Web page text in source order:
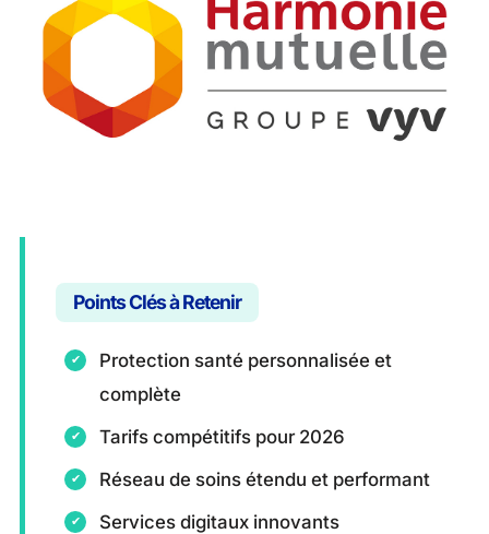
Points Clés à Retenir
Protection santé personnalisée et
complète
Tarifs compétitifs pour 2026
Réseau de soins étendu et performant
Services digitaux innovants